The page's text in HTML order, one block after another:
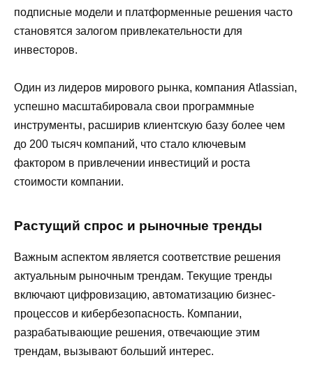
подписные модели и платформенные решения часто
становятся залогом привлекательности для
инвесторов.
Один из лидеров мирового рынка, компания Atlassian,
успешно масштабировала свои программные
инструменты, расширив клиентскую базу более чем
до 200 тысяч компаний, что стало ключевым
фактором в привлечении инвестиций и роста
стоимости компании.
Растущий спрос и рыночные тренды
Важным аспектом является соответствие решения
актуальным рыночным трендам. Текущие тренды
включают цифровизацию, автоматизацию бизнес-
процессов и кибербезопасность. Компании,
разрабатывающие решения, отвечающие этим
трендам, вызывают больший интерес.